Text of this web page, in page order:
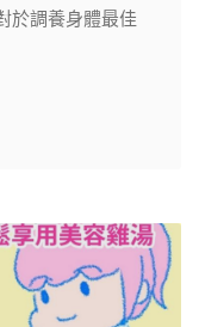
於調養身體最佳